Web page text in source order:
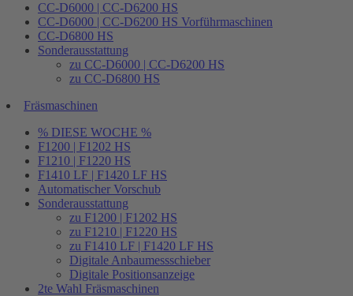
CC-D6000 | CC-D6200 HS
CC-D6000 | CC-D6200 HS Vorführmaschinen
CC-D6800 HS
Sonderausstattung
zu CC-D6000 | CC-D6200 HS
zu CC-D6800 HS
Fräsmaschinen
% DIESE WOCHE %
F1200 | F1202 HS
F1210 | F1220 HS
F1410 LF | F1420 LF HS
Automatischer Vorschub
Sonderausstattung
zu F1200 | F1202 HS
zu F1210 | F1220 HS
zu F1410 LF | F1420 LF HS
Digitale Anbaumessschieber
Digitale Positionsanzeige
2te Wahl Fräsmaschinen